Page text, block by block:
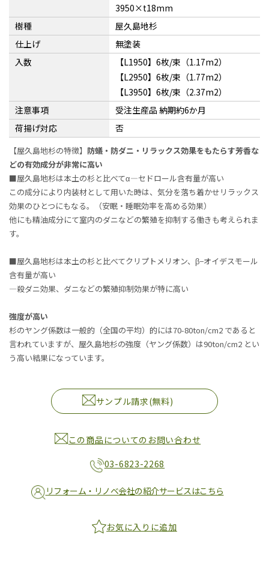
3950×t18mm
樹種
屋久島地杉
仕上げ
無塗装
入数
【L1950】6枚/束（1.17m2）
【L2950】6枚/束（1.77m2）
【L3950】6枚/束（2.37m2）
注意事項
受注生産品 納期約6か月
荷揚げ対応
否
【屋久島地杉の特徴】 防蟻・防ダニ・リラックス効果をもたらす芳香な
どの有効成分が非常に高い
■屋久島地杉は本土の杉と比べてα―セドロール含有量が高い
この成分により内装材として用いた時は、気分を落ち着かせリラックス
効果のひとつにもなる。（安眠・睡眠効率を高める効果）
他にも精油成分にて室内のダニなどの繁殖を抑制する働きも考えられま
す。
■屋久島地杉は本土の杉と比べてクリプトメリオン、β−オイデスモール
含有量が高い
―殺ダニ効果、ダニなどの繁殖抑制効果が特に高い
強度が高い
杉のヤング係数は一般的（全国の平均）的には70-80ton/cm2 であると
言われていますが、屋久島地杉の強度（ヤング係数）は90ton/cm2 とい
う高い結果になっています。
サンプル請求(無料)
この商品についてのお問い合わせ
03-6823-2268
リフォーム・リノベ会社の紹介サービスはこちら
お気に入りに追加